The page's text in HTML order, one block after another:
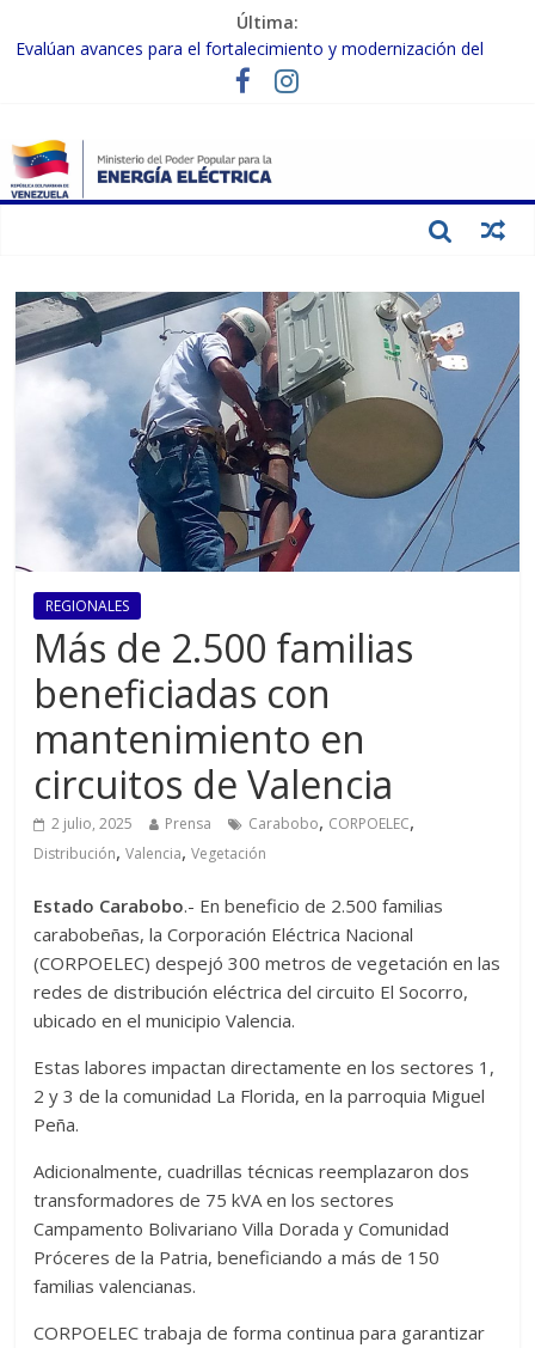
Última:
Evalúan avances para el fortalecimiento y modernización del
Inspeccionan trabajos de rehabilitación en instalaciones del SEN
Gobierno Nacional activa plan preventivo para fortalecer el SEN
ante el fenómeno de El Niño
Termocarabobo recupera el 50% de su capacidad de generación
REGIONALES
Más de 2.500 familias
beneficiadas con
mantenimiento en
circuitos de Valencia
2 julio, 2025 Prensa Carabobo, CORPOELEC,
Distribución,Valencia,Vegetación
Estado Carabobo.- En beneficio de 2.500 familias
carabobeñas, la Corporación Eléctrica Nacional
(CORPOELEC) despejó 300 metros de vegetación en las
redes de distribución eléctrica del circuito El Socorro,
ubicado en el municipio Valencia.
Estas labores impactan directamente en los sectores 1,
2 y 3 de la comunidad La Florida, en la parroquia Miguel
Peña.
Adicionalmente, cuadrillas técnicas reemplazaron dos
transformadores de 75 kVA en los sectores
Campamento Bolivariano Villa Dorada y Comunidad
Próceres de la Patria, beneficiando a más de 150
familias valencianas.
CORPOELEC trabaja de forma continua para garantizar